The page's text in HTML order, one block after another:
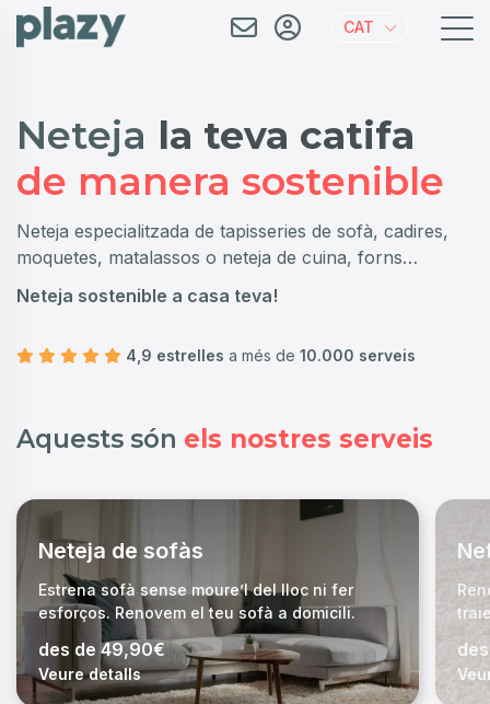
CAT
Neteja el teu matalàs
de manera sostenible
Neteja especialitzada de tapisseries de sofà, cadires,
moquetes, matalassos o neteja de cuina, forns…
Neteja sostenible a casa teva!
4,9 estrelles a més de 10.000 serveis
Aquests són els nostres serveis
Neteja de sofàs
Estrena sofà sense moure’l del lloc ni fer
esforços. Renovem el teu sofà a domicili.
des de 49,90€
Veure detalls